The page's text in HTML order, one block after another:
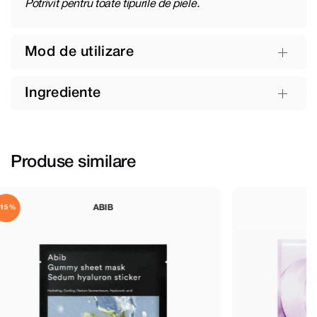
Potrivit pentru toate tipurile de piele.
Mod de utilizare
Ingrediente
Produse similare
NUMBUZIN